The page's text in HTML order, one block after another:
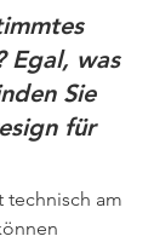
Egal, was
Sie
für
technisch am